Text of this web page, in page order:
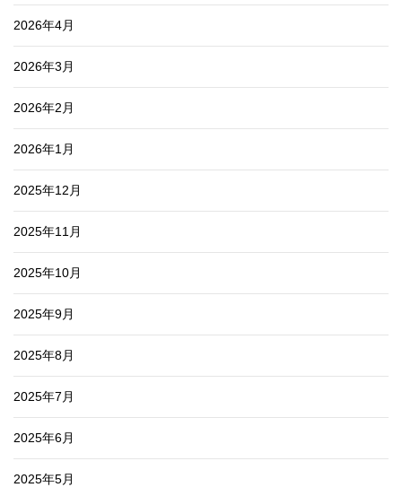
2026年4月
2026年3月
2026年2月
2026年1月
2025年12月
2025年11月
2025年10月
2025年9月
2025年8月
2025年7月
2025年6月
2025年5月